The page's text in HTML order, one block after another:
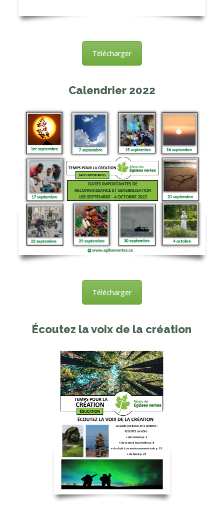
Télécharger
Calendrier 2022
Télécharger
Écoutez la voix de la création